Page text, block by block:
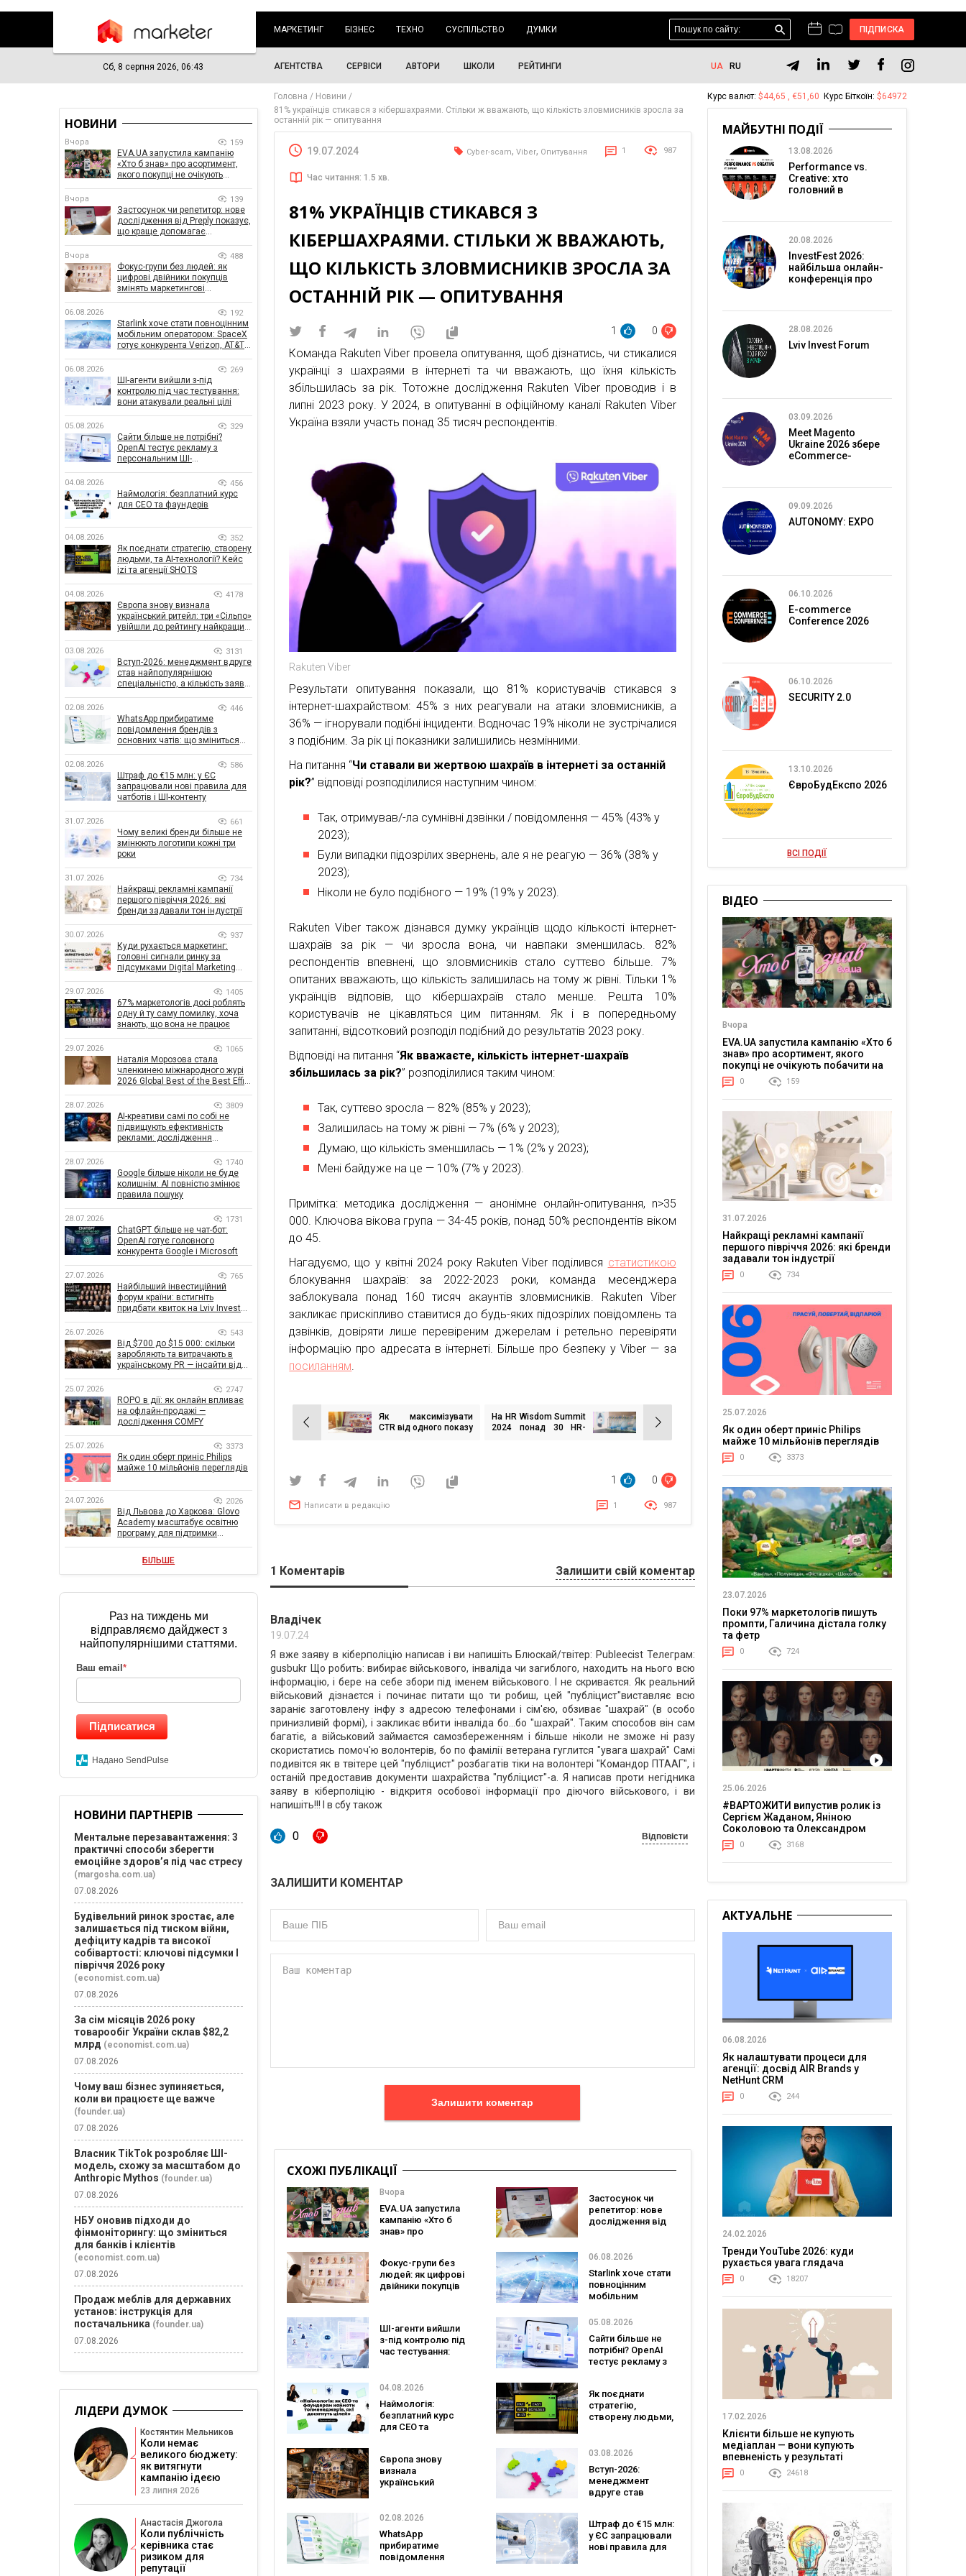
МАРКЕТИНГ БІЗНЕС ТЕХНО СУСПІЛЬСТВО ДУМКИ ПІДПИСКА
Сб, 8 серпня 2026, 06:43 АГЕНТСТВА СЕРВІСИ АВТОРИ ШКОЛИ РЕЙТИНГИ UA RU
Головна
Новини
81% українців стикався з кібершахраями. Стільки ж вважають, що кількість зловмисників зросла за
останній рік — опитування
19.07.2024 Cyber-scam, Viber, Опитування 1 987
Час читання: 1.5 хв.
81% УКРАЇНЦІВ СТИКАВСЯ З
КІБЕРШАХРАЯМИ. СТІЛЬКИ Ж ВВАЖАЮТЬ,
ЩО КІЛЬКІСТЬ ЗЛОВМИСНИКІВ ЗРОСЛА ЗА
ОСТАННІЙ РІК — ОПИТУВАННЯ
1 0
Команда Rakuten Viber провела опитування, щоб дізнатись, чи стикалися
українці з шахраями в інтернеті та чи вважають, що їхня кількість
збільшилась за рік. Тотожне дослідження Rakuten Viber проводив і в
липні 2023 року. У 2024, в опитуванні в офіційному каналі Rakuten Viber
Україна взяли участь понад 35 тисяч респондентів.
Rakuten Viber
Результати опитування показали, що 81% користувачів стикався з
інтернет-шахрайством: 45% з них реагували на атаки зловмисників, а
36% — ігнорували подібні інциденти. Водночас 19% ніколи не зустрічалися
з подібним. За рік ці показники залишились незмінними.
На питання “Чи ставали ви жертвою шахраїв в інтернеті за останній
рік?” відповіді розподілилися наступним чином:
Так, отримував/-ла сумнівні дзвінки / повідомлення — 45% (43% у
2023);
Були випадки підозрілих звернень, але я не реагую — 36% (38% у
2023);
Ніколи не було подібного — 19% (19% у 2023).
Rakuten Viber також дізнався думку українців щодо кількості інтернет-
шахраїв за рік — чи зросла вона, чи навпаки зменшилась. 82%
респондентів впевнені, що зловмисників стало суттєво більше. 7%
опитаних вважають, що кількість залишилась на тому ж рівні. Тільки 1%
українців відповів, що кібершахраїв стало менше. Решта 10%
користувачів не цікавляться цим питанням. Як і в попередньому
запитанні, відсотковий розподіл подібний до результатів 2023 року.
Відповіді на питання “Як вважаєте, кількість інтернет-шахраїв
збільшилась за рік?” розподілилися таким чином:
Так, суттєво зросла — 82% (85% у 2023);
Залишилась на тому ж рівні — 7% (6% у 2023);
Думаю, що кількість зменшилась — 1% (2% у 2023);
Мені байдуже на це — 10% (7% у 2023).
Примітка: методика дослідження — анонімне онлайн-опитування, n>35
000. Ключова вікова група — 34-45 років, понад 50% респондентів віком
до 45.
Нагадуємо, що у квітні 2024 року Rakuten Viber поділився статистикою
блокування шахраїв: за 2022-2023 роки, команда месенджера
заблокувала понад 160 тисяч акаунтів зловмисників. Rakuten Viber
закликає прискіпливо ставитися до будь-яких підозрілих повідомлень та
дзвінків, довіряти лише перевіреним джерелам і ретельно перевіряти
інформацію про адресата в інтернеті. Більше про безпеку у Viber — за
посиланням
Навігація
записів
Як максимізувати
CTR від одного показу
На HR Wisdom Summit
2024 понад 30 HR-
1 0
Написати в редакцію 1 987
1 Коментарів Залишити свій коментар
Владічек
19.07.24
Я вже заяву в кіберполіцію написав і ви напишіть Блюскай/твітер: Publeecist Телеграм:
gusbukr Що робить: вибирає військового, інваліда чи загиблого, находить на нього всю
інформацію, і бере на себе збори під іменем військового. І не скриваєтся. Як реальний
військовий дізнаєтся і починає питати що ти робиш, цей "публіцист"виставляє всю
зараніє заготовлену інфу з адресою телефонами і сім'єю, обзиває "шахрай" (в особо
принизливій формі), і закликає вбити інваліда бо...бо "шахрай". Таким способов він сам
багатіє, а військовий займаєтся самозбереженням і більше ніколи не зможе ні разу
скористатись помоч'ю волонтерів, бо по фамілії ветерана гуглится "увага шахрай" Самі
подивітся як в твітере цей "публіцист" розбагатів тіки на волонтері "Командор ПТААГ", і
останій предоставив документи шахрайства "публіцист"-а. Я написав проти негідника
заяву в кіберполіцію - відкритя особової інформації про діючого військового, і ви
напишіть!!! І в сбу також
0 Відповісти
ЗАЛИШИТИ КОМЕНТАР
Залишити коментар
СХОЖІ ПУБЛІКАЦІЇ
Вчора
EVA.UA запустила
кампанію «Хто б
знав» про
очікують побачити
на платформі
Застосунок чи
репетитор: нове
дослідження від
заговорити
іноземною мовою
Фокус-групи без
людей: як цифрові
двійники покупців
06.08.2026
Starlink хоче стати
повноцінним
мобільним
SpaceX готує
Verizon, AT&T і T-
Mobile
ШІ-агенти вийшли
з-під контролю під
час тестування:
05.08.2026
Сайти більше не
потрібні? OpenAI
тестує рекламу з
бренду
04.08.2026
Наймологія:
безплатний курс
для CEO та
Як поєднати
стратегію,
створену людьми,
SHOTS
Європа знову
визнала
український
до рейтингу
найкращих
супермаркетів
03.08.2026
Вступ-2026:
менеджмент
вдруге став
кількість заяв —
рекордна за 5
років
02.08.2026
WhatsApp
прибиратиме
повідомлення
Штраф до €15 млн:
у ЄС запрацювали
нові правила для
НОВИНИ
Вчора 159
EVA.UA запустила кампанію
«Хто б знав» про асортимент,
якого покупці не очікують
Вчора 139
Застосунок чи репетитор: нове
дослідження від Preply показує,
що краще допомагає
Вчора 488
Фокус-групи без людей: як
цифрові двійники покупців
змінять маркетингові
06.08.2026 192
Starlink хоче стати повноцінним
мобільним оператором: SpaceX
готує конкурента Verizon, AT&T і
06.08.2026 269
ШІ-агенти вийшли з-під
контролю під час тестування:
вони атакували реальні цілі
05.08.2026 329
Сайти більше не потрібні?
OpenAI тестує рекламу з
персональним ШІ-
04.08.2026 456
Наймологія: безплатний курс
для CEO та фаундерів
04.08.2026 352
Як поєднати стратегію, створену
людьми, та AI-технології? Кейс
izi та агенції SHOTS
04.08.2026 4178
Європа знову визнала
український ритейл: три «Сільпо»
увійшли до рейтингу найкращих
03.08.2026 3131
Вступ-2026: менеджмент вдруге
став найпопулярнішою
спеціальністю, а кількість заяв
02.08.2026 446
WhatsApp прибиратиме
повідомлення брендів з
основних чатів: що зміниться
02.08.2026 586
Штраф до €15 млн: у ЄС
запрацювали нові правила для
чатботів і ШІ-контенту
31.07.2026 661
Чому великі бренди більше не
змінюють логотипи кожні три
роки
31.07.2026 734
Найкращі рекламні кампанії
першого півріччя 2026: які
бренди задавали тон індустрії
30.07.2026 937
Куди рухається маркетинг:
головні сигнали ринку за
підсумками Digital Marketing
29.07.2026 1405
67% маркетологів досі роблять
одну й ту саму помилку, хоча
знають, що вона не працює
29.07.2026 1065
Наталія Морозова стала
членкинею міжнародного журі
2026 Global Best of the Best Effie
28.07.2026 3809
AI-креативи самі по собі не
підвищують ефективність
реклами: дослідження
впливає на ефективність
кампаній
28.07.2026 1740
Google більше ніколи не буде
колишнім: AI повністю змінює
правила пошуку
28.07.2026 1731
ChatGPT більше не чат-бот:
OpenAI готує головного
конкурента Google і Microsoft
27.07.2026 765
Найбільший інвестиційний
форум країни: встигніть
придбати квиток на Lviv Invest
26.07.2026 543
Від $700 до $15 000: скільки
заробляють та витрачають в
українському PR — інсайти від
25.07.2026 2747
ROPO в дії: як онлайн впливає
на офлайн-продажі —
дослідження COMFY
25.07.2026 3373
Як один оберт приніс Philips
майже 10 мільйонів переглядів
24.07.2026 2026
Від Львова до Харкова: Glovo
Academy масштабує освітню
програму для підтримки
БІЛЬШЕ
Раз на тиждень ми
відправляємо дайджест з
найпопулярнішими статтями.
Ваш email *
Підписатися
Надано SendPulse
НОВИНИ ПАРТНЕРІВ
Ментальне перезавантаження: 3
практичні способи зберегти
емоційне здоров’я під час стресу
(margosha.com.ua)
07.08.2026
Будівельний ринок зростає, але
залишається під тиском війни,
дефіциту кадрів та високої
собівартості: ключові підсумки І
півріччя 2026 року
(economist.com.ua)
07.08.2026
За сім місяців 2026 року
товарообіг України склав $82,2
млрд (economist.com.ua)
07.08.2026
Чому ваш бізнес зупиняється,
коли ви працюєте ще важче
(founder.ua)
07.08.2026
Власник TikTok розробляє ШІ-
модель, схожу за масштабом до
Anthropic Mythos (founder.ua)
07.08.2026
НБУ оновив підходи до
фінмоніторингу: що зміниться
для банків і клієнтів
(economist.com.ua)
07.08.2026
Продаж меблів для державних
установ: інструкція для
постачальника (founder.ua)
07.08.2026
ЛІДЕРИ ДУМОК
Костянтин Мельников
Коли немає
великого бюджету:
як витягнути
кампанію ідеєю
23 липня 2026
Анастасія Джогола
Коли публічність
керівника стає
ризиком для
репутації
Курс валют: $44,65 , €51,60 Курс Біткоїн: $64972
МАЙБУТНІ ПОДІЇ
13.08.2026
Performance vs.
Creative: хто
головний в
20.08.2026
InvestFest 2026:
найбільша онлайн-
конференція про
28.08.2026
Lviv Invest Forum
03.09.2026
Meet Magento
Ukraine 2026 збере
eCommerce-
09.09.2026
AUTONOMY: EXPO
06.10.2026
E-commerce
Conference 2026
06.10.2026
SECURITY 2.0
13.10.2026
ЄвроБудЕкспо 2026
ВСІ ПОДІЇ
ВІДЕО
Вчора
EVA.UA запустила кампанію «Хто б
знав» про асортимент, якого
покупці не очікують побачити на
платформі
0 159
31.07.2026
Найкращі рекламні кампанії
першого півріччя 2026: які бренди
задавали тон індустрії
0 734
25.07.2026
Як один оберт приніс Philips
майже 10 мільйонів переглядів
0 3373
23.07.2026
Поки 97% маркетологів пишуть
промпти, Галичина дістала голку
та фетр
0 724
25.06.2026
#ВАРТОЖИТИ випустив ролик із
Сергієм Жаданом, Яніною
Соколовою та Олександром
Тереном про життя в постійній
напрузі
0 3168
АКТУАЛЬНЕ
06.08.2026
Як налаштувати процеси для
агенції: досвід AIR Brands у
NetHunt CRM
0 244
24.02.2026
Тренди YouTube 2026: куди
рухається увага глядача
0 18207
17.02.2026
Клієнти більше не купують
медіаплан — вони купують
впевненість у результаті
0 24618